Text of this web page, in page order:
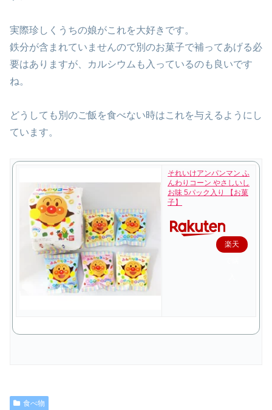
実際珍しくうちの娘がこれを大好きです。
鉄分が含まれていませんので別のお菓子で補ってあげる必
要はありますが、カルシウムも入っているのも良いです
ね。
どうしても別のご飯を食べない時はこれを与えるようにし
ています。
それいけアンパンマン ふ
んわりコーン やさしいし
お味 5パック入り 【お菓
子】
楽天
食べ物